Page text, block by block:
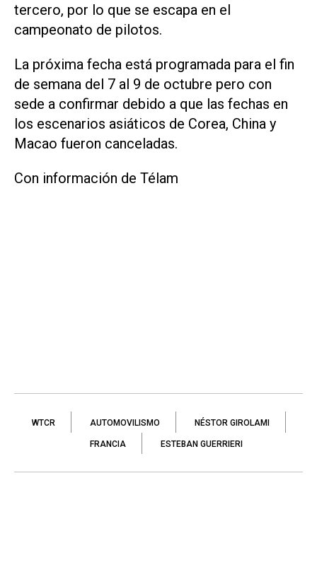
tercero, por lo que se escapa en el
campeonato de pilotos.
La próxima fecha está programada para el fin
de semana del 7 al 9 de octubre pero con
sede a confirmar debido a que las fechas en
los escenarios asiáticos de Corea, China y
Macao fueron canceladas.
Con información de Télam
WTCR AUTOMOVILISMO NÉSTOR GIROLAMI
FRANCIA ESTEBAN GUERRIERI